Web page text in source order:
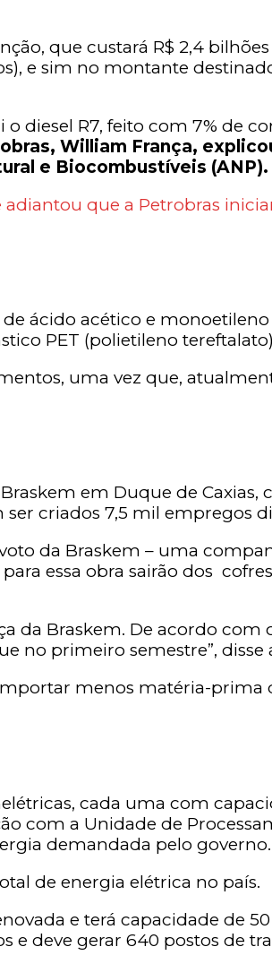
que custará R$ 2,4
e sim no montante
diesel R7, feito com 7% de
William França,
e Biocombustíveis (ANP).
que a Petrobras
ácido acético e
PET (polietileno
uma vez que,
em Duque de
criados 7,5 mil empregos
da Braskem – uma
essa obra sairão dos
da Braskem. De acordo
no primeiro semestre”, disse
menos matéria-prima
cada uma com
com a Unidade de
demandada pelo governo.
de energia elétrica no país.
e terá capacidade de
e deve gerar 640 postos de